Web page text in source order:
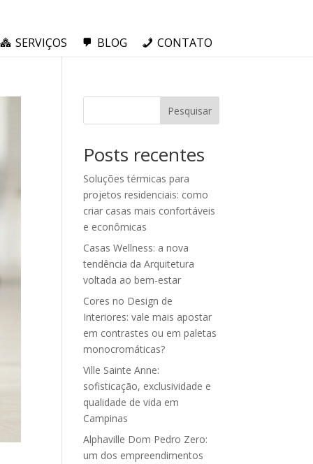
SERVIÇOS BLOG CONTATO
Pesquisar
Posts recentes
Soluções térmicas para
projetos residenciais: como
criar casas mais confortáveis
e econômicas
Casas Wellness: a nova
tendência da Arquitetura
voltada ao bem-estar
Cores no Design de
Interiores: vale mais apostar
em contrastes ou em paletas
monocromáticas?
Ville Sainte Anne:
sofisticação, exclusividade e
qualidade de vida em
Campinas
Alphaville Dom Pedro Zero:
um dos empreendimentos